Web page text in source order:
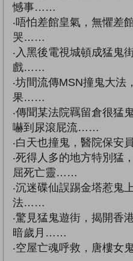
憾事……
‧唔怕差館皇氣，無懼差
哭……
‧入黑後電視城頓成猛鬼
戲……
‧坊間流傳MSN撞鬼大法
果……
‧傳聞某法院羈留倉很猛
嚇到尿滾屁流……
‧白天也撞鬼，醫院保
‧死得人多的地方特別猛
屈死亡靈……
‧沉迷碟仙誤踢金塔惹鬼
法……
‧驚見猛鬼遊街，揭開香
暗歲月……
‧空屋亡魂呼救，唐樓